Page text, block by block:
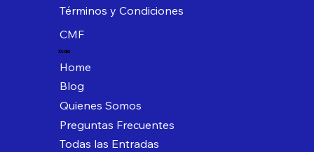
Términos y Condiciones
CMF
Xcala
Home
Blog
Quienes Somos
Preguntas Frecuentes
Todas las Entradas